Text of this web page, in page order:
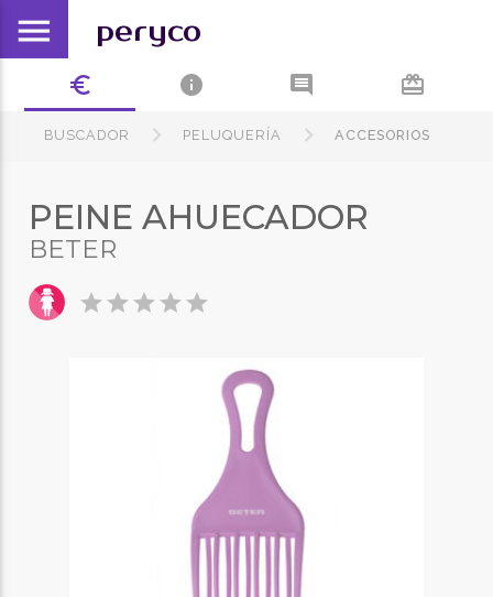
menu peryco
euro_symbol info comment card_giftcard
BUSCADOR PELUQUERÍA ACCESORIOS
PEINE AHUECADOR
BETER
starstarstarstarstar